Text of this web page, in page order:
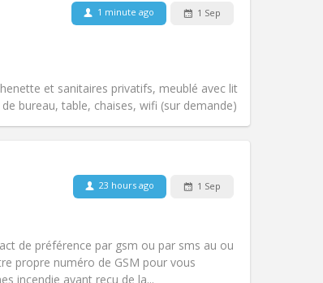
1 minute ago 1 Sep
et sanitaires privatifs, meublé avec lit
bureau, table, chaises, wifi (sur demande)
Other
23 hours ago 1 Sep
de préférence par gsm ou par sms au ou
propre numéro de GSM pour vous
incendie ayant reçu de la...
Other
Atmosphere:Calm, warm